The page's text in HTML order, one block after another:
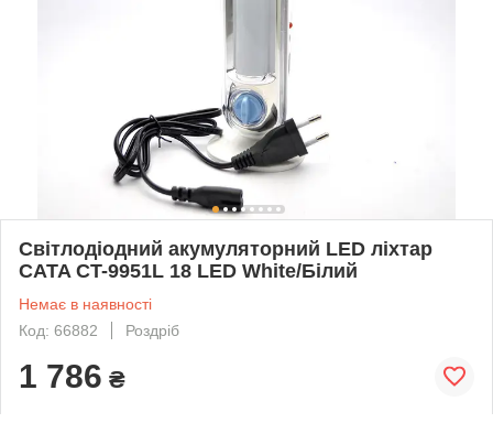
Cвітлодіодний акумуляторний LED ліхтар
CATA CT-9951L 18 LED White/Білий
Немає в наявності
Код: 66882
Роздріб
1 786 ₴